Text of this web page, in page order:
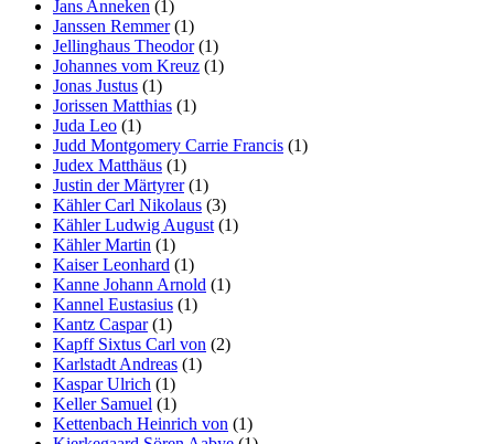
Jans Anneken (1)
Janssen Remmer(1)
Jellinghaus Theodor(1)
Johannes vom Kreuz (1)
Jonas Justus (1)
Jorissen Matthias (1)
Juda Leo (1)
Judd Montgomery Carrie Francis (1)
Judex Matthäus (1)
Justin der Märtyrer(1)
Kähler Carl Nikolaus (3)
Kähler Ludwig August (1)
Kähler Martin (1)
Kaiser Leonhard (1)
Kanne Johann Arnold (1)
Kannel Eustasius (1)
Kantz Caspar(1)
Kapff Sixtus Carl von (2)
Karlstadt Andreas (1)
Kaspar Ulrich (1)
Keller Samuel (1)
Kettenbach Heinrich von (1)